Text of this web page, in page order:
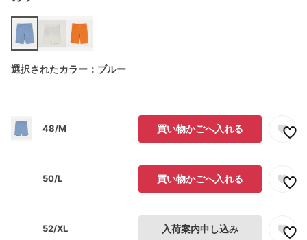
選択されたカラー：ブルー
48/M 買い物かごへ入れる
50/L 買い物かごへ入れる
52/XL 入荷案内申し込み